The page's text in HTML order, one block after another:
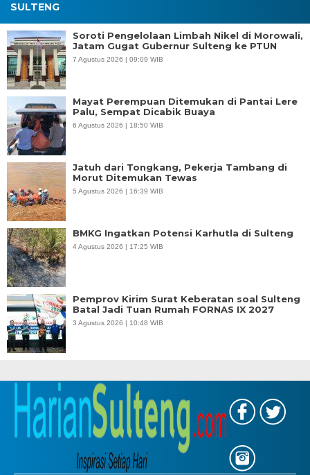
SULTENG
Soroti Pengelolaan Limbah Nikel di Morowali,
Jatam Gugat Gubernur Sulteng ke PTUN
7 Agustus 2026 | 09:09 WIB
Mayat Perempuan Ditemukan di Pantai Lere
Palu, Sempat Dicabik Buaya
6 Agustus 2026 | 18:50 WIB
Jatuh dari Tongkang, Pekerja Tambang di
Morut Ditemukan Tewas
5 Agustus 2026 | 16:39 WIB
BMKG Ingatkan Potensi Karhutla di Sulteng
4 Agustus 2026 | 17:25 WIB
Pemprov Kirim Surat Keberatan soal Sulteng
Batal Jadi Tuan Rumah FORNAS IX 2027
3 Agustus 2026 | 10:48 WIB